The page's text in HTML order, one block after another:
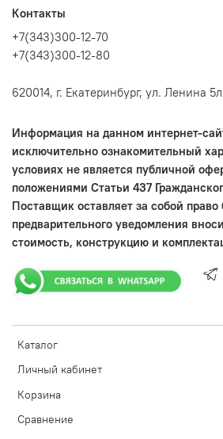
Каталог
Личный кабинет
Корзина
Сравнение
Контакты
+7(343)300-12-70
+7(343)300-12-80
620014, г. Екатеринбург, ул. Ленина
Информация на данном интернет-
исключительно ознакомительный
условиях не является публичной
положениями Статьи 437
Поставщик оставляет за собой право
предварительного уведомления
стоимость, конструкцию и